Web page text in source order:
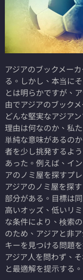
アジアのブックメー
る。しかし、本当に
とは明らかですが、
由でアジアのブック
どんな堅実なアジア
理由は何なのか、私
単純な意味があるの
者を少し挑発するよ
あった。例えば、イ
アのノミ屋を探すプ
アジアのノミ屋を探
部分がある。目標は
高いオッズ、低いリ
な条件により、検索
のため、アジアと非
キーを見つける問題
アジア人を問わず、
と最適解を提示する。